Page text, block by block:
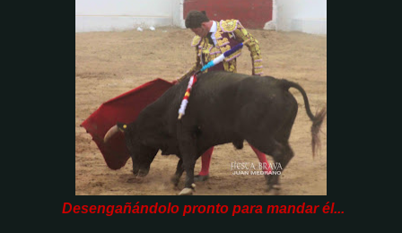
Desengañándolo pronto para mandar él...